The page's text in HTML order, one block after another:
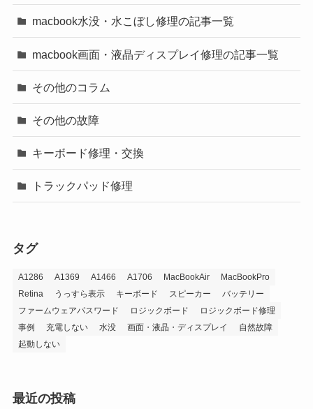
macbook水没・水こぼし修理の記事一覧
macbook画面・液晶ディスプレイ修理の記事一覧
その他のコラム
その他の故障
キーボード修理・交換
トラックパッド修理
タグ
A1286 A1369 A1466 A1706 MacBookAir
MacBookPro
Retina
うっすら表示 キーボード スピーカー
バッテリー
ファームウェアパスワード
ロジックボード
ロジックボード修理
事例
充電しない 水没 画面・液晶・ディスプレイ
自然故障
起動しない
最近の投稿